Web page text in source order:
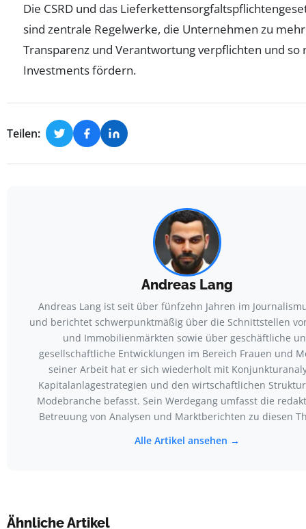
Die CSRD und das
sind zentrale Regelwerke, die Unternehmen zu mehr
Transparenz und Verantwortung verpflichten und so
Investments fördern.
Teilen:
Andreas Lang
Andreas Lang ist seit über fünfzehn Jahren im
und berichtet schwerpunktmäßig über die Schnittstellen
und Immobilienmärkten sowie über geschäftliche
gesellschaftliche Entwicklungen im Bereich Frauen und
seiner Arbeit hat er sich wiederholt mit
Kapitalanlagestrategien und den wirtschaftlichen
Modebranche befasst. Sein Werdegang umfasst die
Betreuung von Analysen und Marktberichten zu diesen
Alle Artikel ansehen →
Ähnliche Artikel